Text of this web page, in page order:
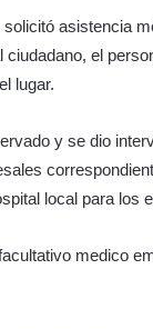
asistencia
ciudadano, el
lugar.
y se dio
local para los
medico